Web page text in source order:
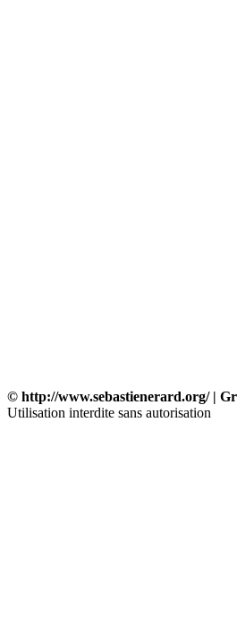
© http://www.sebastienerard.org/ |
Utilisation interdite sans autorisation